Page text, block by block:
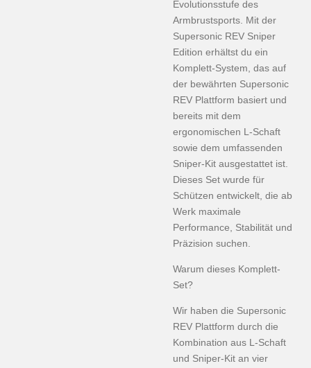
Evolutionsstufe des
Armbrustsports. Mit der
Supersonic REV Sniper
Edition erhältst du ein
Komplett-System, das auf
der bewährten Supersonic
REV Plattform basiert und
bereits mit dem
ergonomischen L-Schaft
sowie dem umfassenden
Sniper-Kit ausgestattet ist.
Dieses Set wurde für
Schützen entwickelt, die ab
Werk maximale
Performance, Stabilität und
Präzision suchen.
Warum dieses Komplett-
Set?
Wir haben die Supersonic
REV Plattform durch die
Kombination aus L-Schaft
und Sniper-Kit an vier